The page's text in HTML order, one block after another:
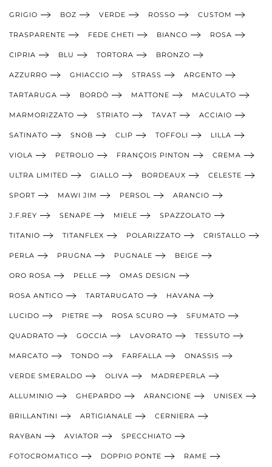
GRIGIO BOZ VERDE ROSSO CUSTOM
TRASPARENTE FEDE CHETI BIANCO ROSA
CIPRIA BLU TORTORA BRONZO
AZZURRO GHIACCIO STRASS ARGENTO
TARTARUGA BORDÒ MATTONE MACULATO
MARMORIZZATO STRIATO TAVAT ACCIAIO
SATINATO SNOB CLIP TOFFOLI LILLA
VIOLA PETROLIO FRANÇOIS PINTON CREMA
ULTRA LIMITED GIALLO BORDEAUX CELESTE
SPORT MAWI JIM PERSOL ARANCIO
J.F.REY SENAPE MIELE SPAZZOLATO
TITANIO TITANFLEX POLARIZZATO CRISTALLO
PERLA PRUGNA PUGNALE BEIGE
ORO ROSA PELLE OMAS DESIGN
ROSA ANTICO TARTARUGATO HAVANA
LUCIDO PIETRE ROSA SCURO SFUMATO
QUADRATO GOCCIA LAVORATO TESSUTO
MARCATO TONDO FARFALLA ONASSIS
VERDE SMERALDO OLIVA MADREPERLA
ALLUMINIO GHEPARDO ARANCIONE UNISEX
BRILLANTINI ARTIGIANALE CERNIERA
RAYBAN AVIATOR SPECCHIATO
FOTOCROMATICO DOPPIO PONTE RAME